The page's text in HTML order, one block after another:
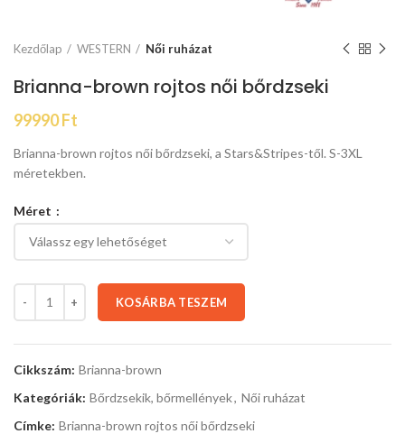
Kezdőlap WESTERN Női ruházat
Brianna-brown rojtos női bőrdzseki
99990Ft
Brianna-brown rojtos női bőrdzseki, a Stars&Stripes-től. S-3XL
méretekben.
Méret
KOSÁRBA TESZEM
Cikkszám: Brianna-brown
Kategóriák: Bőrdzsekik, bőrmellények, Női ruházat
Címke: Brianna-brown rojtos női bőrdzseki